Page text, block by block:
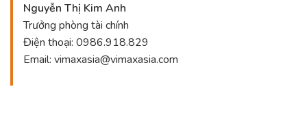
Nguyễn Thị Kim Anh
Trưởng phòng tài chính
Điện thoại: 0986.918.829
Email: vimaxasia@vimaxasia.com